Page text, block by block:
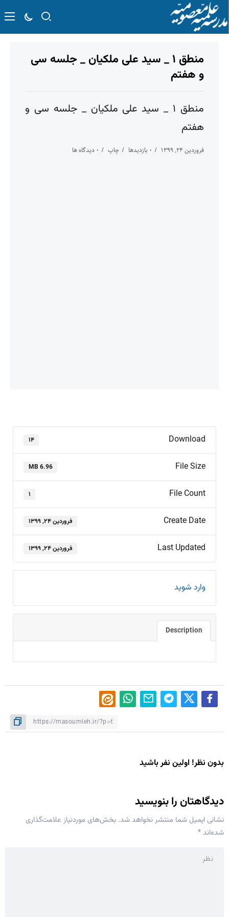
منطق ۱ _ سید علی ملکیان _ جلسه سی
و هفتم
منطق ۱ _ سید علی ملکیان _ جلسه سی و
هفتم
فروردین ۲۴, ۱۳۹۹ ۰ بازدیدها چاپ ۰ دیدگاه ها
Download ۱۴
File Size
6.96 MB
File Count ۱
Create Date فروردین ۲۴, ۱۳۹۹
Last Updated فروردین ۲۴, ۱۳۹۹
وارد شوید
Description
بدون نظر! اولین نفر باشید
دیدگاهتان را بنویسید
نشانی ایمیل شما منتشر نخواهد شد. بخش‌های موردنیاز علامت‌گذاری
شده‌اند*